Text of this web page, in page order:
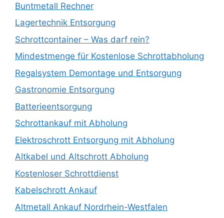
Buntmetall Rechner
Lagertechnik Entsorgung
Schrottcontainer – Was darf rein?
Mindestmenge für Kostenlose Schrottabholung
Regalsystem Demontage und Entsorgung
Gastronomie Entsorgung
Batterieentsorgung
Schrottankauf mit Abholung
Elektroschrott Entsorgung mit Abholung
Altkabel und Altschrott Abholung
Kostenloser Schrottdienst
Kabelschrott Ankauf
Altmetall Ankauf Nordrhein-Westfalen